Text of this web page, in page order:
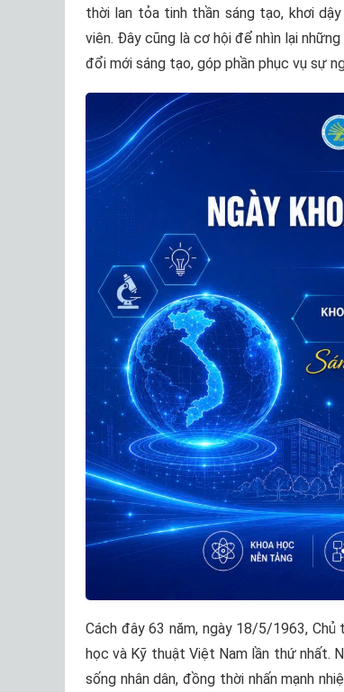
thời lan tỏa tinh thần sáng tạo, khơi
viên. Đây cũng là cơ hội để nhìn lại
đổi mới sáng tạo, góp phần phục vụ sự
Cách đây 63 năm, ngày 18/5/1963,
học và Kỹ thuật Việt Nam lần thứ nhất.
sống nhân dân, đồng thời nhấn mạnh